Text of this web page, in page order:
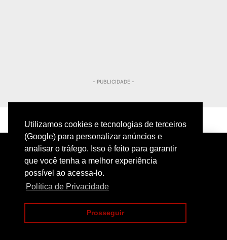
Utilizamos cookies e tecnologias de terceiros
(Google) para personalizar anúncios e
analisar o tráfego. Isso é feito para garantir
que você tenha a melhor experiência
possível ao acessa-lo.
Política de Privacidade
Prosseguir
- PUBLICIDADE -
PRIVACIDADE CONTATO
COPYRIGHT@2024 | POLICIAMENTO INTELIGENTE